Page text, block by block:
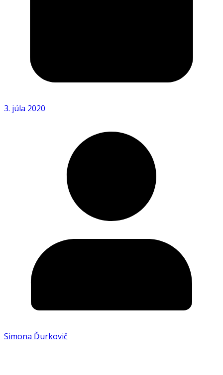
3. júla 2020
Simona Ďurkovič